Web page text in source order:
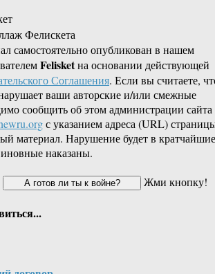
Фелискета
самостоятельно опубликован в нашем
Felisketна основании действующей
Соглашения. Если вы считаете,
ваши авторские и/или смежные
сообщить об этом администрации сайта
с указанием адреса (URL)
материал. Нарушение будет в кратчайшие
наказаны.
Жми кнопку!